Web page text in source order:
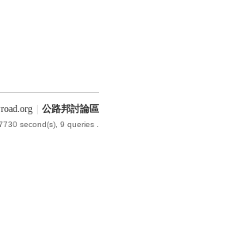
公路邦討論區
second(s), 9 queries .